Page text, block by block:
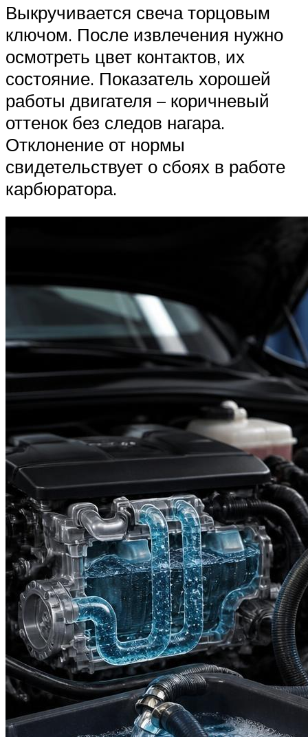
Выкручивается свеча торцовым
ключом. После извлечения нужно
осмотреть цвет контактов, их
состояние. Показатель хорошей
работы двигателя – коричневый
оттенок без следов нагара.
Отклонение от нормы
свидетельствует о сбоях в работе
карбюратора.